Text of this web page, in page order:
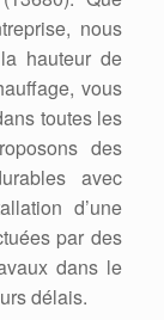
nous
hauteur de
vous
toutes les
des
avec
d’une
par des
dans le
délais.